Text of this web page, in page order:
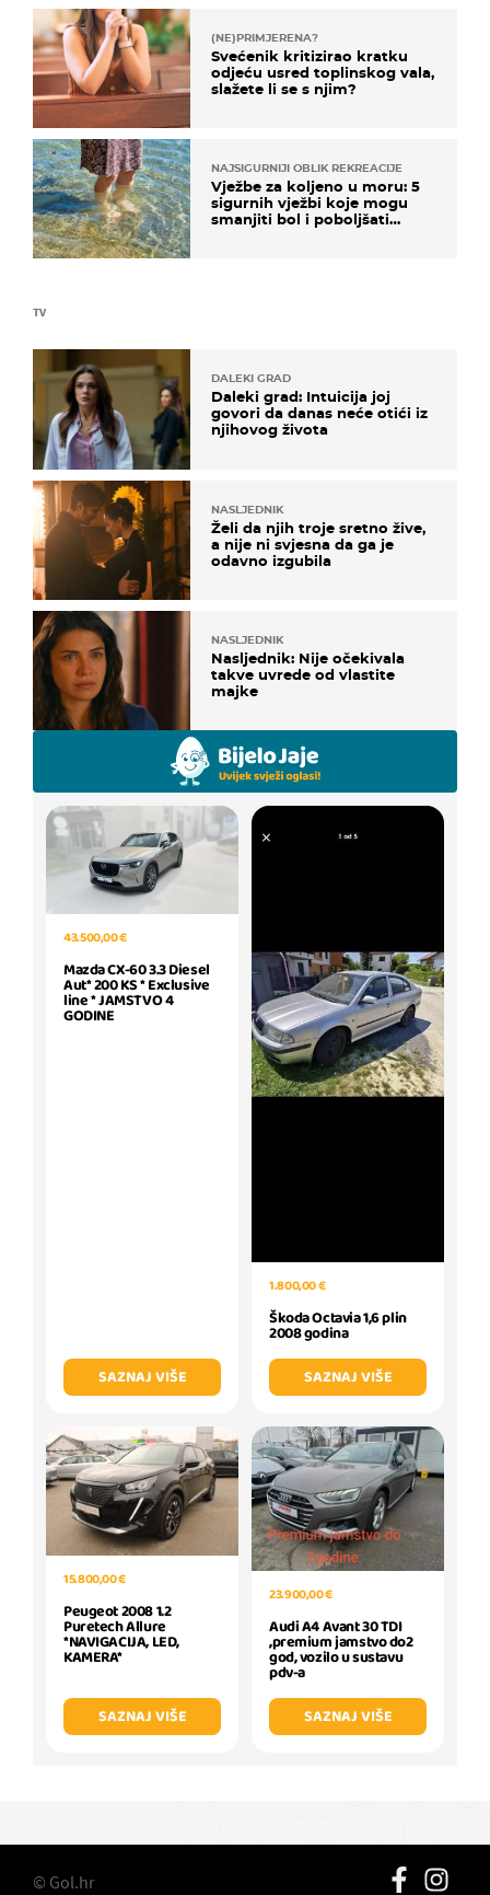
TV
DALEKI GRAD
Daleki grad: Intuicija joj
govori da danas neće otići iz
njihovog života
NASLJEDNIK
Želi da njih troje sretno žive,
a nije ni svjesna da ga je
odavno izgubila
NASLJEDNIK
Nasljednik: Nije očekivala
takve uvrede od vlastite
majke
(NE)PRIMJERENA?
Svećenik kritizirao kratku
odjeću usred toplinskog vala,
slažete li se s njim?
NAJSIGURNIJI OBLIK REKREACIJE
Vježbe za koljeno u moru: 5
sigurnih vježbi koje mogu
smanjiti bol i poboljšati
43.500,00 €
Mazda CX-60 3.3 Diesel
Aut* 200 KS * Exclusive
line * JAMSTVO 4
GODINE
SAZNAJ VIŠE
1.800,00 €
Škoda Octavia 1,6 plin
2008 godina
SAZNAJ VIŠE
15.800,00 €
Peugeot 2008 1.2
Puretech Allure
*NAVIGACIJA, LED,
KAMERA*
SAZNAJ VIŠE
23.900,00 €
Audi A4 Avant 30 TDI
,premium jamstvo do2
god, vozilo u sustavu
pdv-a
SAZNAJ VIŠE
© Gol.hr